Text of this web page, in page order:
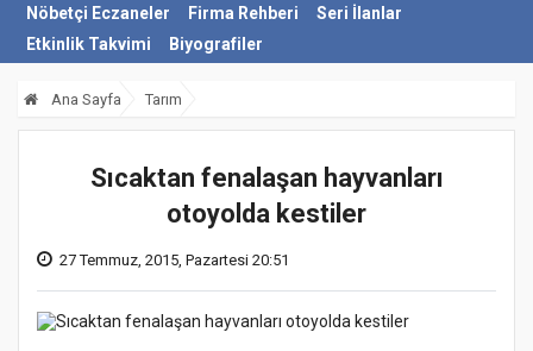
Nöbetçi Eczaneler
Firma Rehberi
Seri İlanlar
Etkinlik Takvimi
Biyografiler
Ana Sayfa Tarım
Sıcaktan fenalaşan hayvanları
otoyolda kestiler
27 Temmuz, 2015, Pazartesi 20:51